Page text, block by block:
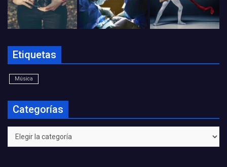
Etiquetas
Música
Categorías
Categorías